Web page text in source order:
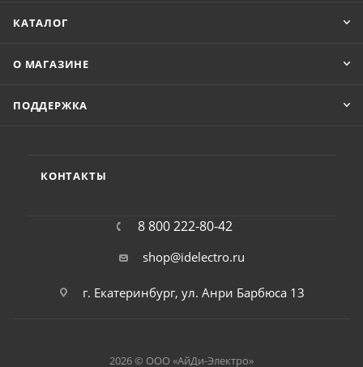
КАТАЛОГ
О МАГАЗИНЕ
ПОДДЕРЖКА
КОНТАКТЫ
8 800 222-80-42
shop@idelectro.ru
г. Екатеринбург, ул. Анри Барбюса 13
2026 © ООО «АйДи-Электро»